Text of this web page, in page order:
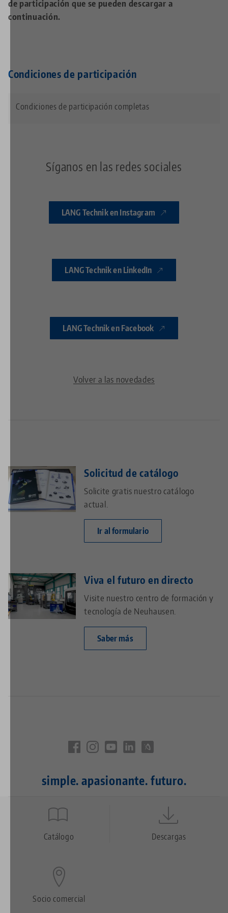
de participación que se pueden descargar a
continuación.
Condiciones de participación
Condiciones de participación completas
Síganos en las redes sociales
LANG Technik en Instagram
LANG Technik en LinkedIn
LANG Technik en Facebook
Volver a las novedades
Solicitud de catálogo
Solicite gratis nuestro catálogo
actual.
Ir al formulario
Viva el futuro en directo
Visite nuestro centro de formación y
tecnología de Neuhausen.
Saber más
simple. apasionante. futuro.
Quicklinks
FooterCatálogo Descargas
Socio comercial